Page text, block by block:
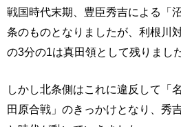
戦国時代末期、豊臣秀吉による「
条のものとなりましたが、利根川
の3分の1は真田領として残りました
しかし北条側はこれに違反して「
田原合戦」のきっかけとなり、秀